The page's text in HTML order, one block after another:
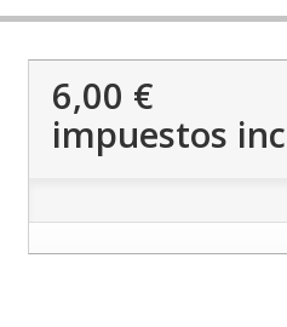
6,00 €
impuestos